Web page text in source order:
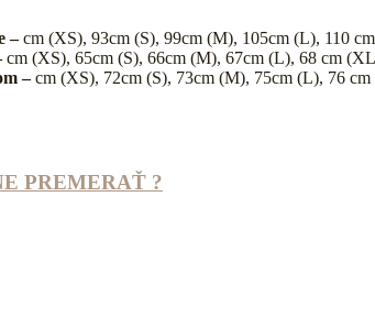
–cm (XS), 93cm (S), 99cm (M), 105cm (L), 110
cm (XS), 65cm (S), 66cm (M), 67cm (L), 68 cm
–cm (XS), 72cm (S), 73cm (M), 75cm (L), 76
PREMERAŤ ?